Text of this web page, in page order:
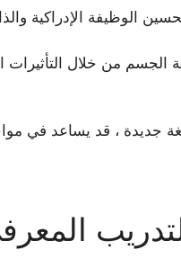
تهدئة العقل ودعم صحة الجسم من
جديدة ، قد يساعد في